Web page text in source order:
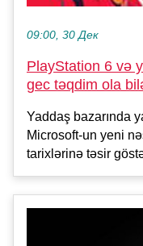
09:00, 30 Дек
PlayStation 6 və
gec təqdim ola
Yaddaş bazarında
Microsoft-un yeni
tarixlərinə təsir